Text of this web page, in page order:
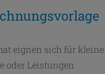
eignen sich für kleine
oder Leistungen